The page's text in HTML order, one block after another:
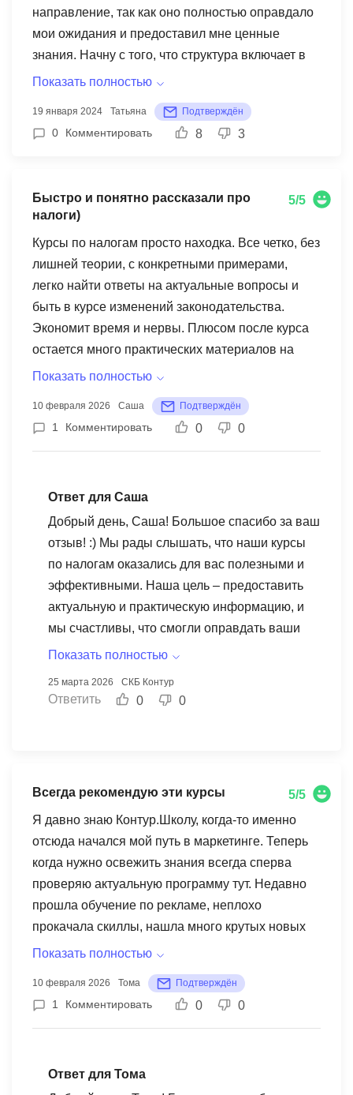
направление, так как оно полностью оправдало
мои ожидания и предоставил мне ценные
знания. Начну с того, что структура включает в
себя четко выстроенные темы, обозначенные
изложением не только теоретических аспектов,
но и содержит практические советы и
на примерах из жизни мой куратор помогал мне
выбрать тот товар, который максимально
хорошо будет продаваться, а не тот который я
себе придумала. Лекторы, ведущие занятия,
профессионалы в своей области. Их
грамотность и умение систематизировать
сложные вопросы по теме маркетплейсов
сделали процесс обучения увлекательным и
полезным. Я высоко ценю их способность
объяснить даже сложные аспекты
налогообложения и законодательства простым и
понятным языком. Структура занятий очень
не только теории, но и практическим заданиям,
что позволяет закрепить полученные знания.
Контур Школа обеспечивает удобство и гибкость
в обучении, что позволяет пройти учебу
дистанционно, что, в сочетании с выгодной
стоимостью и удобным сервисом, делает
процесс обучения максимально комфортным. В
целом, этот материал оказался для меня не
продаж на маркетплейсах, но и возможностью
Показать полностью
19 января 2024 Татьяна Подтверждён
0 Комментировать 8 3
Быстро и понятно рассказали про
налоги)
5/5
Курсы по налогам просто находка. Все четко, без
лишней теории, с конкретными примерами,
легко найти ответы на актуальные вопросы и
быть в курсе изменений законодательства.
Экономит время и нервы. Плюсом после курса
остается много практических материалов на
руках, в практике пригождались не раз. Советую
Показать полностью
10 февраля 2026 Саша Подтверждён
1 Комментировать 0 0
Ответ для Саша
Добрый день, Саша! Большое спасибо за ваш
отзыв! :) Мы рады слышать, что наши курсы
по налогам оказались для вас полезными и
эффективными. Наша цель – предоставить
актуальную и практическую информацию, и
мы счастливы, что смогли оправдать ваши
ожидания. Ваши слова о четкости материалов
вдохновляют нас продолжать улучшать наши
Показать полностью
25 марта 2026 СКБ Контур
Ответить 0 0
Всегда рекомендую эти курсы
5/5
Я давно знаю Контур.Школу, когда-то именно
отсюда начался мой путь в маркетинге. Теперь
когда нужно освежить знания всегда сперва
проверяю актуальную программу тут. Недавно
прошла обучение по рекламе, неплохо
прокачала скиллы, нашла много крутых новых
фишек для повышения конверсии. Очень
именно на практику и реальные кейсы. Нет
сухой теории. Это очень помогает быстро
освоиться.
Показать полностью
10 февраля 2026 Тома Подтверждён
1 Комментировать 0 0
Ответ для Тома